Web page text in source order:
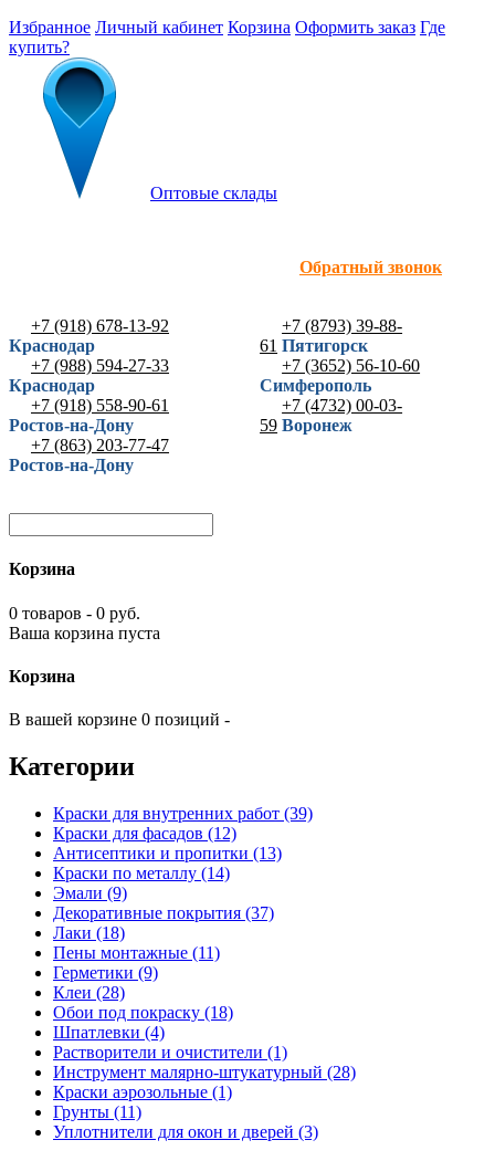
Избранное Личный кабинет Корзина Оформить заказ Где
купить?
Оптовые склады
Обратный звонок
+7 (918) 678-13-92
Краснодар
+7 (988) 594-27-33
Краснодар
+7 (918) 558-90-61
Ростов-на-Дону
+7 (863) 203-77-47
Ростов-на-Дону
+7 (8793) 39-88-
61 Пятигорск
+7 (3652) 56-10-60
Симферополь
+7 (4732) 00-03-
59 Воронеж
Корзина
0 товаров - 0 руб.
Ваша корзина пуста
Корзина
В вашей корзине 0 позиций -
Категории
Краски для внутренних работ (39)
Краски для фасадов (12)
Антисептики и пропитки (13)
Краски по металлу (14)
Эмали (9)
Декоративные покрытия (37)
Лаки (18)
Пены монтажные (11)
Герметики (9)
Клеи (28)
Обои под покраску (18)
Шпатлевки (4)
Растворители и очистители (1)
Инструмент малярно-штукатурный (28)
Краски аэрозольные (1)
Грунты (11)
Уплотнители для окон и дверей (3)